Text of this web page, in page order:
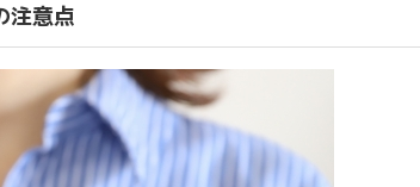
注意点